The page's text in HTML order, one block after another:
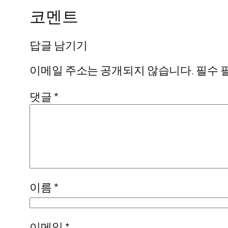
코멘트
답글 남기기
이메일 주소는 공개되지 않습니다. 필수
댓글*
이름*